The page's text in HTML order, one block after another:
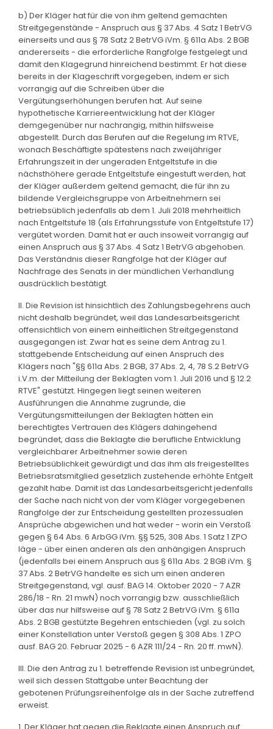
b) Der Kläger hat für die von ihm geltend gemachten
Streitgegenstände - Anspruch aus § 37 Abs. 4 Satz 1 BetrVG
einerseits und aus § 78 Satz 2 BetrVG iVm. § 611a Abs. 2 BGB
andererseits - die erforderliche Rangfolge festgelegt und
damit den Klagegrund hinreichend bestimmt. Er hat diese
bereits in der Klageschrift vorgegeben, indem er sich
vorrangig auf die Schreiben über die
Vergütungserhöhungen berufen hat. Auf seine
hypothetische Karriereentwicklung hat der Kläger
demgegenüber nur nachrangig, mithin hilfsweise
abgestellt. Durch das Berufen auf die Regelung im RTVE,
wonach Beschäftigte spätestens nach zweijähriger
Erfahrungszeit in der ungeraden Entgeltstufe in die
nächsthöhere gerade Entgeltstufe eingestuft werden, hat
der Kläger außerdem geltend gemacht, die für ihn zu
bildende Vergleichsgruppe von Arbeitnehmern sei
betriebsüblich jedenfalls ab dem 1. Juli 2018 mehrheitlich
nach Entgeltstufe 18 (als Erfahrungsstufe von Entgeltstufe 17)
vergütet worden. Damit hat er auch insoweit vorrangig auf
einen Anspruch aus § 37 Abs. 4 Satz 1 BetrVG abgehoben.
Das Verständnis dieser Rangfolge hat der Kläger auf
Nachfrage des Senats in der mündlichen Verhandlung
ausdrücklich bestätigt.
II. Die Revision ist hinsichtlich des Zahlungsbegehrens auch
nicht deshalb begründet, weil das Landesarbeitsgericht
offensichtlich von einem einheitlichen Streitgegenstand
ausgegangen ist. Zwar hat es seine dem Antrag zu 1.
stattgebende Entscheidung auf einen Anspruch des
Klägers nach "§§ 611a Abs. 2 BGB, 37 Abs. 2, 4, 78 S.2 BetrVG
i.V.m. der Mitteilung der Beklagten vom 1. Juli 2016 und § 12.2
RTVE" gestützt. Hingegen liegt seinen weiteren
Ausführungen die Annahme zugrunde, die
Vergütungsmitteilungen der Beklagten hätten ein
berechtigtes Vertrauen des Klägers dahingehend
begründet, dass die Beklagte die berufliche Entwicklung
vergleichbarer Arbeitnehmer sowie deren
Betriebsüblichkeit gewürdigt und das ihm als freigestelltes
Betriebsratsmitglied gesetzlich zustehende erhöhte Entgelt
gezahlt habe. Damit ist das Landesarbeitsgericht jedenfalls
der Sache nach nicht von der vom Kläger vorgegebenen
Rangfolge der zur Entscheidung gestellten prozessualen
Ansprüche abgewichen und hat weder - worin ein Verstoß
gegen § 64 Abs. 6 ArbGG iVm. §§ 525, 308 Abs. 1 Satz 1 ZPO
läge - über einen anderen als den anhängigen Anspruch
(jedenfalls bei einem Anspruch aus § 611a Abs. 2 BGB iVm. §
37 Abs. 2 BetrVG handelte es sich um einen anderen
Streitgegenstand, vgl. ausf. BAG 14. Oktober 2020 - 7 AZR
286/18 - Rn. 21 mwN) noch vorrangig bzw. ausschließlich
über das nur hilfsweise auf § 78 Satz 2 BetrVG iVm. § 611a
Abs. 2 BGB gestützte Begehren entschieden (vgl. zu solch
einer Konstellation unter Verstoß gegen § 308 Abs. 1 ZPO
ausf. BAG 20. Februar 2025 - 6 AZR 111/24 - Rn. 20 ff. mwN).
III. Die den Antrag zu 1. betreffende Revision ist unbegründet,
weil sich dessen Stattgabe unter Beachtung der
gebotenen Prüfungsreihenfolge als in der Sache zutreffend
erweist.